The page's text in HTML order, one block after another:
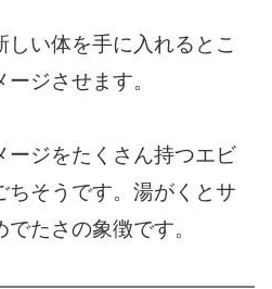
しい体を手に入れるとこ
ジさせます。
ージをたくさん持つエビ
ちそうです。湯がくとサ
たさの象徴です。